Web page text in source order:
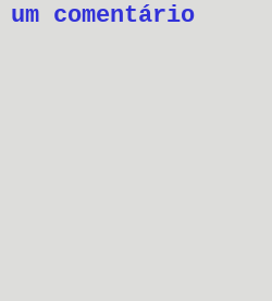
comentário